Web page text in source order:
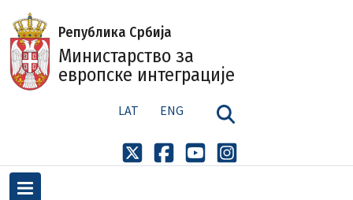
Република Србија
Министарство за
европске интеграције
LAT ENG